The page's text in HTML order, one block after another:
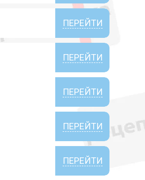
ПЕРЕЙТИ
ПЕРЕЙТИ
ПЕРЕЙТИ
ПЕРЕЙТИ
ПЕРЕЙТИ